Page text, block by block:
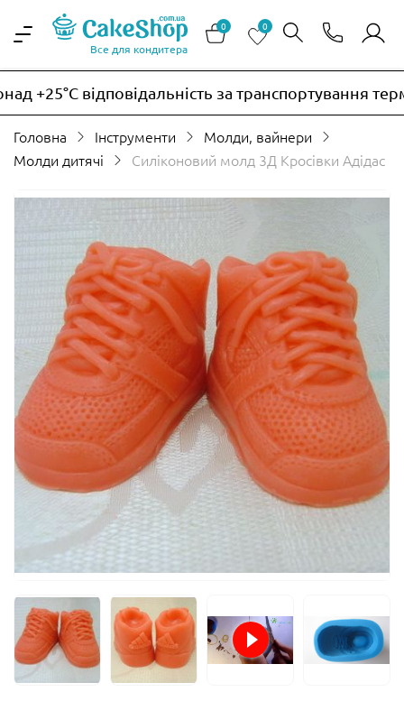
Все для кондитера
0 0
відповідальність за транспортування
Головна Інструменти
Молди, вайнери
Молди дитячі
Силіконовий молд 3Д Кросівки Адідас